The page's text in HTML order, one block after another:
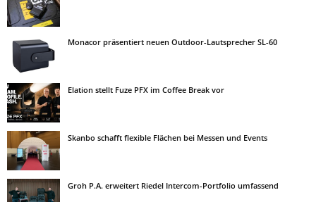
Monacor präsentiert neuen Outdoor-Lautsprecher SL-60
Elation stellt Fuze PFX im Coffee Break vor
Skanbo schafft flexible Flächen bei Messen und Events
Groh P.A. erweitert Riedel Intercom-Portfolio umfassend